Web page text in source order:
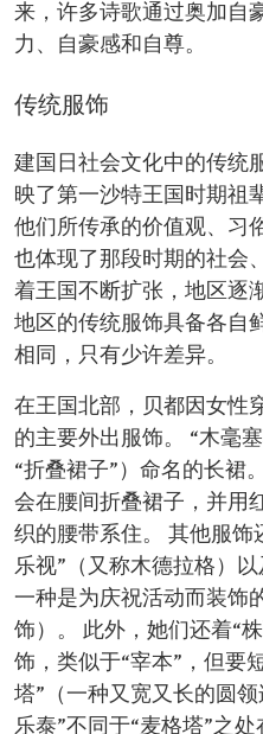
来，许多诗歌通过奥加自
力、自豪感和自尊。
传统服饰
建国日社会文化中的传统
映了第一沙特王国时期祖
他们所传承的价值观、习
也体现了那段时期的社会
着王国不断扩张，地区逐
地区的传统服饰具备各自
相同，只有少许差异。
在王国北部，贝都因女性
的主要外出服饰。 “木毫
“折叠裙子”）命名的长裙
会在腰间折叠裙子，并用
织的腰带系住。 其他服饰
乐视”（又称木德拉格）以
一种是为庆祝活动而装饰
饰）。 此外，她们还着“
饰，类似于“宰本”，但要
塔”（一种又宽又长的圆
乐泰”不同于“麦格塔”之